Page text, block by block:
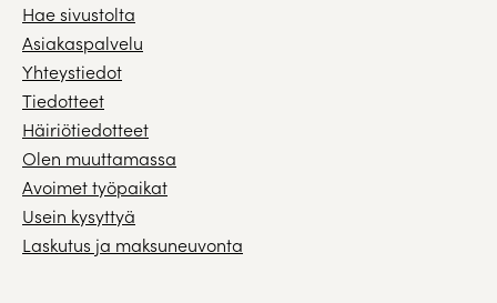
Hae sivustolta
Asiakaspalvelu
Yhteystiedot
Tiedotteet
Häiriötiedotteet
Olen muuttamassa
Avoimet työpaikat
Usein kysyttyä
Laskutus ja maksuneuvonta